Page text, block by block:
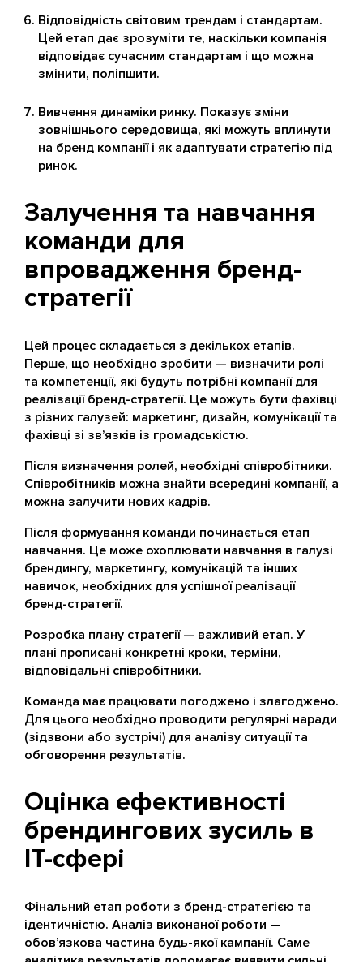
Відповідність світовим трендам і стандартам.
Цей етап дає зрозуміти те, наскільки компанія
відповідає сучасним стандартам і що можна
змінити, поліпшити.
Вивчення динаміки ринку. Показує зміни
зовнішнього середовища, які можуть вплинути
на бренд компанії і як адаптувати стратегію під
ринок.
Залучення та навчання
команди для
впровадження бренд-
стратегії
Цей процес складається з декількох етапів.
Перше, що необхідно зробити — визначити ролі
та компетенції, які будуть потрібні компанії для
реалізації бренд-стратегії. Це можуть бути фахівці
з різних галузей: маркетинг, дизайн, комунікації та
фахівці зі зв’язків із громадськістю.
Після визначення ролей, необхідні співробітники.
Співробітників можна знайти всередині компанії, а
можна залучити нових кадрів.
Після формування команди починається етап
навчання. Це може охоплювати навчання в галузі
брендингу, маркетингу, комунікацій та інших
навичок, необхідних для успішної реалізації
бренд-стратегії.
Розробка плану стратегії — важливий етап. У
плані прописані конкретні кроки, терміни,
відповідальні співробітники.
Команда має працювати погоджено і злагоджено.
Для цього необхідно проводити регулярні наради
(зідзвони або зустрічі) для аналізу ситуації та
обговорення результатів.
Оцінка ефективності
брендингових зусиль в
IT-сфері
Фінальний етап роботи з бренд-стратегією та
ідентичністю. Аналіз виконаної роботи —
обов’язкова частина будь-якої кампанії. Саме